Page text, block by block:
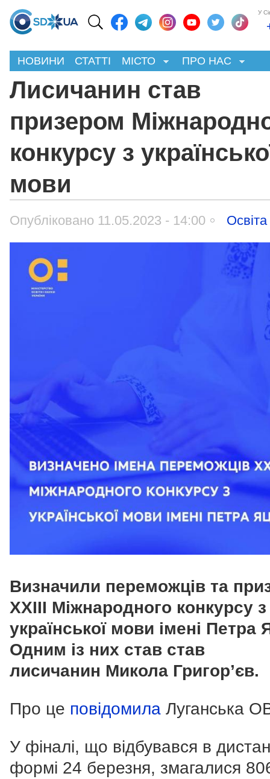
У
НОВИНИ СТАТТІ МІСТО ПРО НАС
Лисичанин став
призером
конкурсу з
мови
Опубліковано 11.05.2023 - 14:00 Освіта
Визначили переможців та
ХХІІІ Міжнародного конкурсу з
української мови імені Петра
Одним із них став став
лисичанин Микола Григор’єв.
Про це повідомила Луганська
У фіналі, що відбувався в
формі 24 березня, змагалися